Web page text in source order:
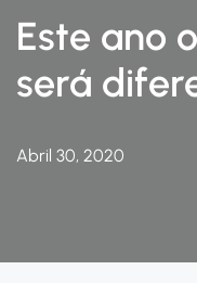
Este ano
será
Abril 30, 2020